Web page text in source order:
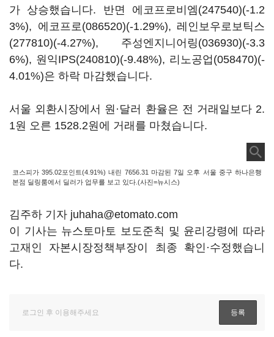
가 상승했습니다. 반면 에코프로비엠(247540)(-1.2
3%), 에코프로(086520)(-1.29%), 레인보우로보틱스
(277810)(-4.27%), 주성엔지니어링(036930)(-3.3
6%), 원익IPS(240810)(-9.48%), 리노공업(058470)(-
4.01%)은 하락 마감했습니다.
서울 외환시장에서 원·달러 환율은 전 거래일보다 2.
1원 오른 1528.2원에 거래를 마쳤습니다.
코스피가 395.02포인트(4.91%) 내린 7656.31 마감된 7일 오후 서울 중구 하나은행
본점 딜링룸에서 딜러가 업무를 보고 있다.(사진=뉴시스)
김주하 기자 juhaha@etomato.com
이 기사는 뉴스토마토 보도준칙 및 윤리강령에 따라
고재인 자본시장정책부장이 최종 확인·수정했습니
다.